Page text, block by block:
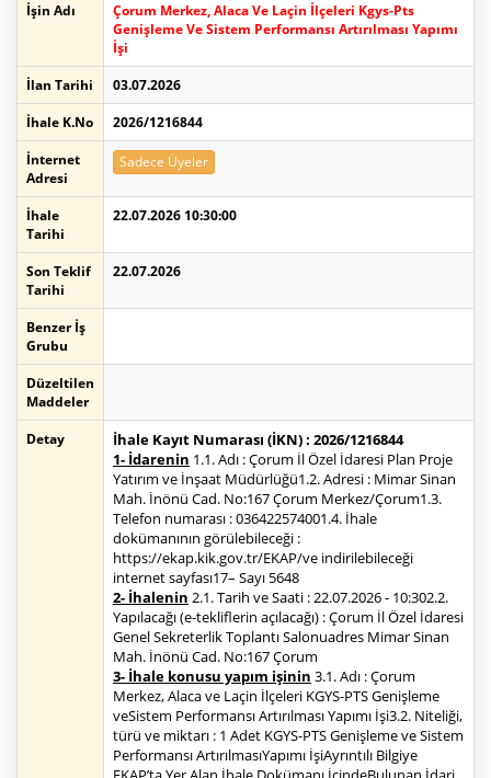
İşin Adı
Çorum Merkez, Alaca Ve Laçin İlçeleri Kgys-Pts
Genişleme Ve Sistem Performansı Artırılması Yapımı
İşi
İlan Tarihi
03.07.2026
İhale K.No
2026/1216844
İnternet
Adresi
Sadece Üyeler
İhale
Tarihi
22.07.2026 10:30:00
Son Teklif
Tarihi
22.07.2026
Benzer İş
Grubu
Düzeltilen
Maddeler
Detay
İhale Kayıt Numarası (İKN) : 2026/1216844
1- İdarenin 1.1. Adı : Çorum İl Özel İdaresi Plan Proje
Yatırım ve İnşaat Müdürlüğü1.2. Adresi : Mimar Sinan
Mah. İnönü Cad. No:167 Çorum Merkez/Çorum1.3.
Telefon numarası : 036422574001.4. İhale
dokümanının görülebileceği :
https://ekap.kik.gov.tr/EKAP/ve indirilebileceği
internet sayfası17– Sayı 5648
2- İhalenin 2.1. Tarih ve Saati : 22.07.2026 - 10:302.2.
Yapılacağı (e-tekliflerin açılacağı) : Çorum İl Özel İdaresi
Genel Sekreterlik Toplantı Salonuadres Mimar Sinan
Mah. İnönü Cad. No:167 Çorum
3- İhale konusu yapım işinin 3.1. Adı : Çorum
Merkez, Alaca ve Laçin İlçeleri KGYS-PTS Genişleme
veSistem Performansı Artırılması Yapımı İşi3.2. Niteliği,
türü ve miktarı : 1 Adet KGYS-PTS Genişleme ve Sistem
Performansı ArtırılmasıYapımı İşiAyrıntılı Bilgiye